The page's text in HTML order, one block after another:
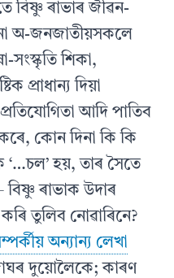
বিষ্ণু ৰাভাৰ জীৱন-
অ-জনজাতীয়সকলে
শিকা,
প্রাধান্য দিয়া
প্রতিযোগিতা আদি পাতিব
কোন দিনা কি কি
হয়, তাৰ সৈতে
ৰাভাক উদাৰ
তুলিব নোৱাৰিনে?
অন্যান্য লেখা
দুয়োলৈকে; কাৰণ